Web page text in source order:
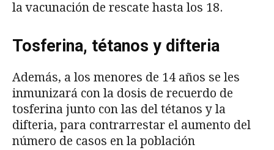
la vacunación de rescate hasta los 18.
Tosferina, tétanos y difteria
Además, a los menores de 14 años se les
inmunizará con la dosis de recuerdo de
tosferina junto con las del tétanos y la
difteria, para contrarrestar el aumento del
número de casos en la población